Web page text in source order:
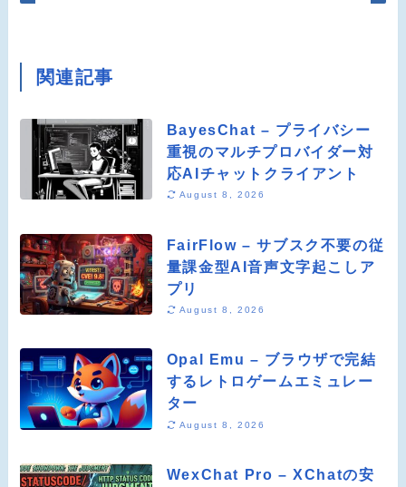
関連記事
BayesChat – プライバシー
重視のマルチプロバイダー対
応AIチャットクライアント
August 8, 2026
FairFlow – サブスク不要の従
量課金型AI音声文字起こしア
プリ
August 8, 2026
Opal Emu – ブラウザで完結
するレトロゲームエミュレー
ター
August 8, 2026
WexChat Pro – XChatの安